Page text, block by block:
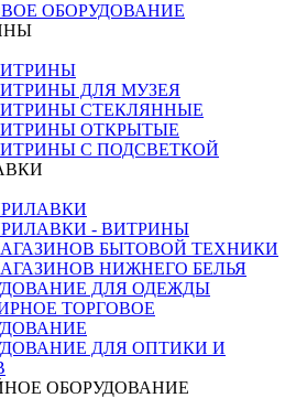
ОБОРУДОВАНИЕ
ДЛЯ МУЗЕЯ
СТЕКЛЯННЫЕ
ОТКРЫТЫЕ
С ПОДСВЕТКОЙ
- ВИТРИНЫ
БЫТОВОЙ ТЕХНИКИ
НИЖНЕГО БЕЛЬЯ
ДЛЯ ОДЕЖДЫ
ТОРГОВОЕ
ДЛЯ ОПТИКИ И
ОБОРУДОВАНИЕ